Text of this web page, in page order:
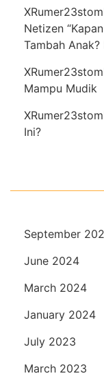
Netizen
Tambah Anak?
Mampu Mudik
Ini?
September
June 2024
March 2024
January 2024
July 2023
March 2023